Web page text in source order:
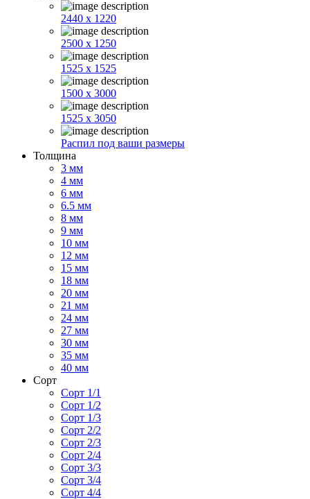
2440 x 1220
2500 x 1250
1525 x 1525
1500 x 3000
1525 x 3050
Распил под ваши размеры
Толщина
3 мм
4 мм
6 мм
6.5 мм
8 мм
9 мм
10 мм
12 мм
15 мм
18 мм
20 мм
21 мм
24 мм
27 мм
30 мм
35 мм
40 мм
Сорт
Сорт 1/1
Сорт 1/2
Сорт 1/3
Сорт 2/2
Сорт 2/3
Сорт 2/4
Сорт 3/3
Сорт 3/4
Сорт 4/4